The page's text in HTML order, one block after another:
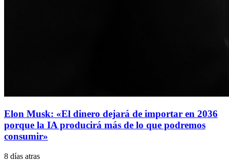
Elon Musk: «El dinero dejará de importar en 2036
porque la IA producirá más de lo que podremos
consumir»
8 días atras